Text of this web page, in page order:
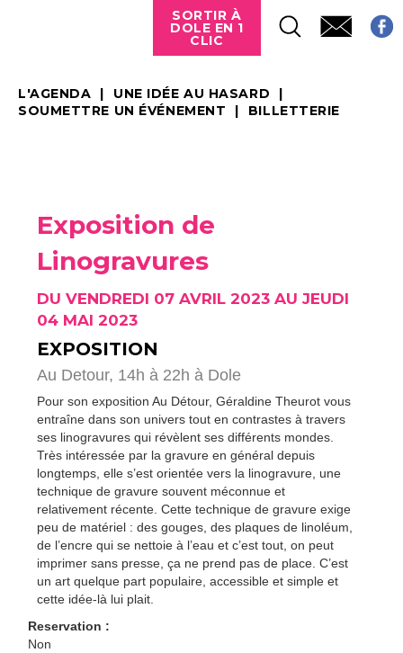
SORTIR À
DOLE EN 1
CLIC
L'AGENDA
UNE IDÉE AU HASARD
SOUMETTRE UN ÉVÉNEMENT
BILLETTERIE
Exposition de
Linogravures
DU VENDREDI 07 AVRIL 2023 AU JEUDI
04 MAI 2023
EXPOSITION
Au Detour, 14h à 22h à Dole
Pour son exposition Au Détour, Géraldine Theurot vous
entraîne dans son univers tout en contrastes à travers
ses linogravures qui révèlent ses différents mondes.
Très intéressée par la gravure en général depuis
longtemps, elle s’est orientée vers la linogravure, une
technique de gravure souvent méconnue et
relativement récente. Cette technique de gravure exige
peu de matériel : des gouges, des plaques de linoléum,
de l’encre qui se nettoie à l’eau et c’est tout, on peut
imprimer sans presse, ça ne prend pas de place. C’est
un art quelque part populaire, accessible et simple et
cette idée-là lui plait.
Reservation :
Non